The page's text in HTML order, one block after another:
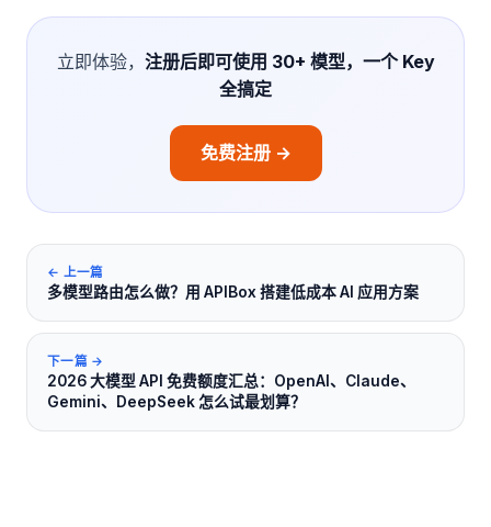
立即体验， 注册后即可使用 30+ 模型，一个 Key
全搞定
免费注册 →
← 上一篇
多模型路由怎么做？用 APIBox 搭建低成本 AI 应用方案
下一篇 →
2026 大模型 API 免费额度汇总：OpenAI、Claude、
Gemini、DeepSeek 怎么试最划算？